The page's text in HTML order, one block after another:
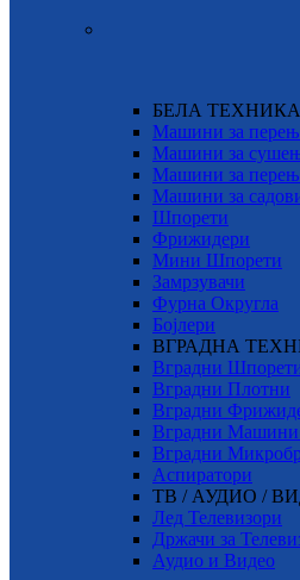
БЕЛА ТЕХНИКА
Машини за
Машини за
Машини за
Машини за
Шпорети
Фрижидери
Мини Шпорети
Замрзувачи
Фурна Округла
Бојлери
ВГРАДНА
Вградни
Вградни Плотни
Вградни
Вградни Машини
Вградни
Аспиратори
ТВ / АУДИО /
Лед Телевизори
Држачи за
Аудио и Видео